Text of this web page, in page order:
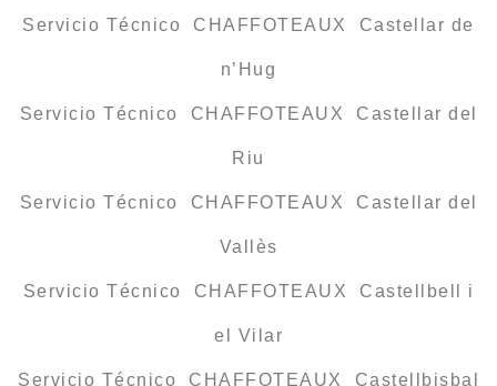
Servicio Técnico CHAFFOTEAUX Castellar de
n’Hug
Servicio Técnico CHAFFOTEAUX Castellar del
Riu
Servicio Técnico CHAFFOTEAUX Castellar del
Vallès
Servicio Técnico CHAFFOTEAUX Castellbell i
el Vilar
Servicio Técnico CHAFFOTEAUX Castellbisbal